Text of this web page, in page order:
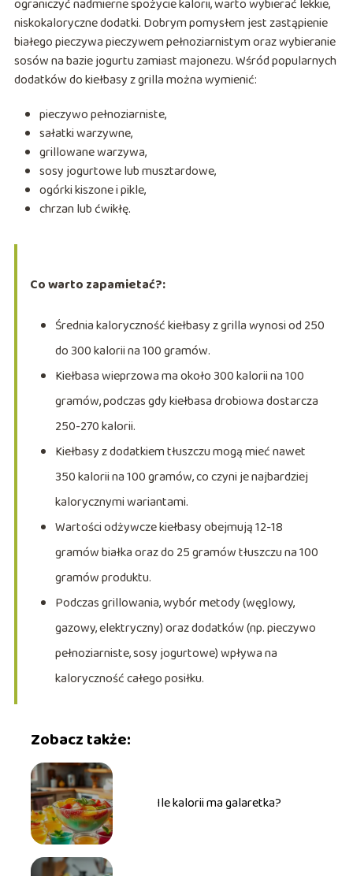
ograniczyć nadmierne spożycie kalorii, warto wybierać lekkie,
niskokaloryczne dodatki. Dobrym pomysłem jest zastąpienie
białego pieczywa pieczywem pełnoziarnistym oraz wybieranie
sosów na bazie jogurtu zamiast majonezu. Wśród popularnych
dodatków do kiełbasy z grilla można wymienić:
pieczywo pełnoziarniste,
sałatki warzywne,
grillowane warzywa,
sosy jogurtowe lub musztardowe,
ogórki kiszone i pikle,
chrzan lub ćwikłę.
Co warto zapamietać?:
Średnia kaloryczność kiełbasy z grilla wynosi od 250
do 300 kalorii na 100 gramów.
Kiełbasa wieprzowa ma około 300 kalorii na 100
gramów, podczas gdy kiełbasa drobiowa dostarcza
250-270 kalorii.
Kiełbasy z dodatkiem tłuszczu mogą mieć nawet
350 kalorii na 100 gramów, co czyni je najbardziej
kalorycznymi wariantami.
Wartości odżywcze kiełbasy obejmują 12-18
gramów białka oraz do 25 gramów tłuszczu na 100
gramów produktu.
Podczas grillowania, wybór metody (węglowy,
gazowy, elektryczny) oraz dodatków (np. pieczywo
pełnoziarniste, sosy jogurtowe) wpływa na
kaloryczność całego posiłku.
Zobacz także:
Ile kalorii ma galaretka?